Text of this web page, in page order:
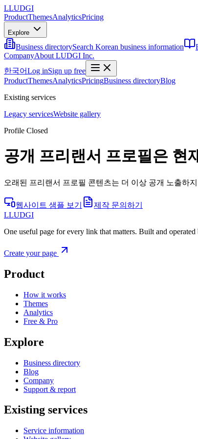
LLUDGI
ProductThemesAnalyticsPricing
Explore
Business directorySearch Korean business information
CompanyAbout LUDGI Inc.
한국어Log inSign up free
ProductThemesAnalyticsPricingBusiness directoryBlog
Existing services
Legacy servicesWebsite gallery
Profile Closed
공개 프리랜서 프로필은 현
오래된 프리랜서 프로필 콘텐츠는 더 이상 공개 노출하
웹사이트 샘플 보기
제작 문의하기
LLUDGI
One useful page for every link that matters. Built and
Create your page
Product
How it works
Themes
Analytics
Free & Pro
Explore
Business directory
Blog
Company
Support & report
Existing services
Service information